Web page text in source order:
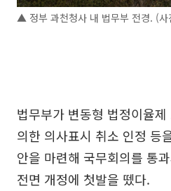
▲ 정부 과천청사 내 법무부 전경. (사
법무부가 변동형 법정이율
의한 의사표시 취소 인정 등
안을 마련해 국무회의를 통
전면 개정에 첫발을 뗐다.